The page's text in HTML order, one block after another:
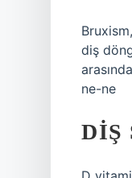
diş
ne-ne
DIŞ